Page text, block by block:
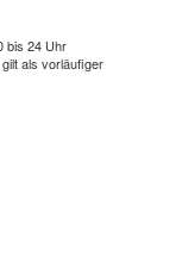
bis 24 Uhr
als vorläufiger